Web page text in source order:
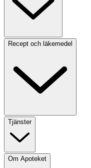
Recept och läkemedel
Tjänster
Om Apoteket